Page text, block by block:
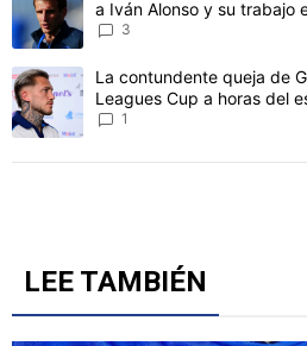
a Iván Alonso y su trabajo
3
Un artículo de tendencia con el título
La contundente queja de
Leagues Cup a horas del
1
LEE TAMBIÉN